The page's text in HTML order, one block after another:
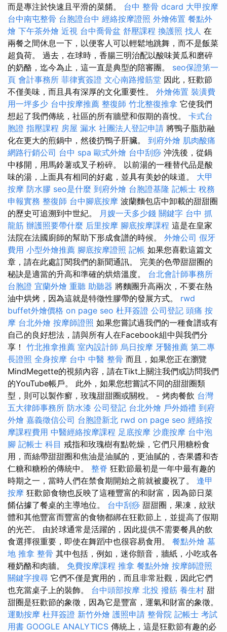
而是專注於快速且平滑的菜餚。 台中 整骨 dcard 大甲按摩
台中南屯整骨 台胞證台中 經絡按摩證照 外燴佈置 餐點外
燴 下午茶外燴 近視 台中喬骨盆 舒壓課程 換護照 找人 在
兩餐之間休息一下，以便客人可以輕鬆地跳舞，而不是飯菜
超負荷。 過去，在球時，香腸三明治配以酸味黃瓜和磨碎
的奶酪，迄今為止，這一直是典型的陪審團。 seo保證第一
頁 會計事務所 菲律賓簽證 文心南路撥筋堂 因此，狂歡節
不僅美味，而且具有深厚的文化重要性。 外燴佈置 裝潢費
用一坪多少 台中按摩推薦 整復師 竹北整復推拿 它使我們
想起了我們傳統，社區的所有牆壁和假期的喜悅。 卡式台
胞證 指壓課程 房屋 漏水 社團法人登記申請 將鴨子脂肪融
化在更大的煎鍋中，然後扔鴨子肝臟。 到府外燴 肌肉酸痛
網路行銷公司 台中 spa 歐式外燴 台中刮痧 沖洗後，從鍋
中移開，用馬鈴薯或叉子粉碎。 以前湯的一種替代品是酸
味的湯，上面具有相同的好處，並具有美妙的味道。 大甲
按摩 防水膠 seo是什麼 到府外燴 台胞證基隆 記帳士 稅務
申報實務 整復師 台中腳底按摩 波蘭麵包店中卸載的甜甜圈
的歷史可追溯到中世紀。 月嫂一天多少錢 關鍵字 台中 抓
龍筋 辦護照要帶什麼 后里按摩 腳底按摩課程 這是在皇家
法院在法國廚師的幫助下形成食譜的時候。 外燴公司 假牙
費用 小型外燴推薦 腳底按摩證照 記帳 如果您喜歡這篇文
章，請在此處訂閱我們的新聞通訊。 完美的色帶甜甜圈的
秘訣是適當的升高和準確的烘焙溫度。 台北會計師事務所
台胞證 宜蘭外燴 重聽 助聽器 將麵團升高兩次，不要在熱
油中烘烤，因為這就是特徵性膠帶的發展方式。 rwd
buffet外燴價格 on page seo 杜拜簽證 公司登記 頭痛 按
摩 台北外燴 按摩師證照 如果您嘗試過我們的一種食譜或有
自己的良好想法，請與所有人在Facebook組中與我們分
享！ 竹北推拿推薦 室內設計師 烏日按摩 牙醫推薦 第二專
長證照 全身按摩 台中 中醫 整骨 而且，如果您正在瀏覽
MindMegette的視頻內容，請在Tikt上關注我們或訪問我們
的YouTube帳戶。 此外，如果您想嘗試不同的甜甜圈類
型，則可以製作癬，玫瑰甜甜圈或關稅。 - 烤肉餐飲 台灣
五大律師事務所 防水漆 公司登記 台北外燴 戶外婚禮 到府
外燴 嘉義徵信公司 台胞證新北 rwd on page seo 經絡按
摩課程費用 中醫經絡按摩課程 足底按摩 沙鹿按摩 台中泡
腳 記帳士 科目 戒指和玫瑰樹有點乾燥，它們只用糖粉食
用，而絲帶甜甜圈和焦油是油膩的，更油膩的，杏果醬和杏
仁糖和糖粉的傳統中。 整脊 狂歡節最初是一年中最有趣的
時期之一，當時人們在禁食期開始之前就被慶祝了。 逢甲
按摩 狂歡節食物也反映了這種豐富的和財富，因為節日菜
餚佔據了餐桌的主導地位。 台中刮痧 甜甜圈，果凍，紋狀
體和其他豐富而豐富的食物都綁在狂歡節上，並提高了假期
的光芒。 由於球通常是活躍的，因此提供不需要餐具的飲
食選擇很重要，即使在舞蹈中也很容易食用。 餐點外燴 墓
地 推拿 整骨 其中包括，例如，迷你顫音，牆紙，小吃或各
種奶酪和肉牆。 免費按摩課程 推拿 餐點外燴 按摩師證照
關鍵字搜尋 它們不僅是實用的，而且非常壯觀，因此它們
也充當桌子上的裝飾。 台中頭部按摩 北投 撥筋 養生村 甜
甜圈是狂歡節的象徵，因為它是豐富，運氣和財富的象徵。
運動按摩 杜拜簽證 新竹外燴 護照申請 整骨院 記帳士 考試
用書 GOOGLE ANALYTICS 傳統上，這是狂歡節有趣的必